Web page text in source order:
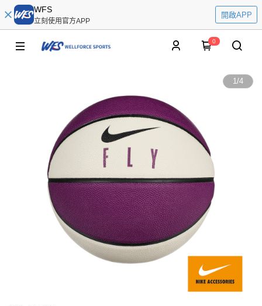
WFS
立刻使用官方APP
開啟APP
0
1/4